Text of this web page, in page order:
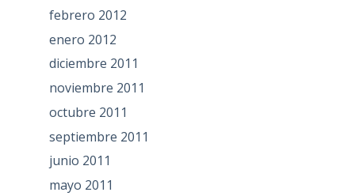
febrero 2012
enero 2012
diciembre 2011
noviembre 2011
octubre 2011
septiembre 2011
junio 2011
mayo 2011